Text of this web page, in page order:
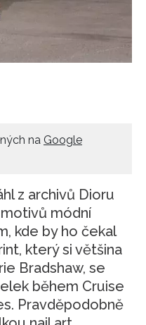
na Google
z archivů Dioru
módní
kde by ho čekal
který si většina
Bradshaw, se
během Cruise
Pravděpodobně